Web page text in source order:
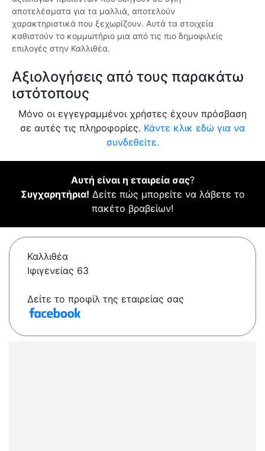
αποτελέσματα για τα μαλλιά, αποτελούν
χαρακτηριστικά που ξεχωρίζουν. Αυτά τα στοιχεία
καθιστούν το κομμωτήριο μια από τις πιο δημοφιλείς
επιλογές στην Καλλιθέα.
Αξιολογήσεις από τους παρακάτω
ιστότοπους
Μόνο οι εγγεγραμμένοι χρήστες έχουν πρόσβαση
σε αυτές τις πληροφορίες. Κάντε κλικ εδώ για να
συνδεθείτε.
Αυτή είναι η εταιρεία σας?
Συγχαρητήρια! Δείτε πώς μπορείτε να λάβετε το
πακέτο βραβείων!
Καλλιθέα
Ιφιγενείας 63
Δείτε το προφίλ της εταιρείας σας